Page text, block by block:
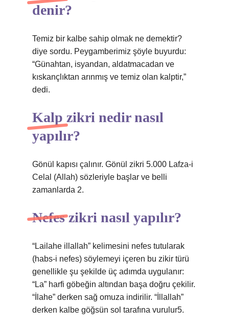
denir?
Temiz bir kalbe sahip olmak ne demektir?
diye sordu. Peygamberimiz şöyle buyurdu:
“Günahtan, isyandan, aldatmacadan ve
kıskançlıktan arınmış ve temiz olan kalptir,”
dedi.
Kalp zikri nedir nasıl
yapılır?
Gönül kapısı çalınır. Gönül zikri 5.000 Lafza-i
Celal (Allah) sözleriyle başlar ve belli
zamanlarda 2.
Nefes zikri nasıl yapılır?
“Lailahe illallah” kelimesini nefes tutularak
(habs-i nefes) söylemeyi içeren bu zikir türü
genellikle şu şekilde üç adımda uygulanır:
“La” harfi göbeğin altından başa doğru çekilir.
“İlahe” derken sağ omuza indirilir. “İllallah”
derken kalbe göğsün sol tarafına vurulur5.